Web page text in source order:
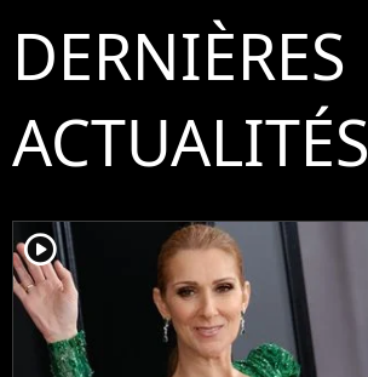
DERNIÈRES
ACTUALITÉS
player2